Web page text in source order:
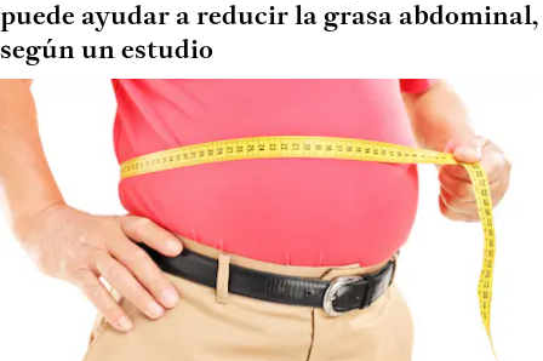
puede ayudar a reducir la grasa abdominal,
según un estudio